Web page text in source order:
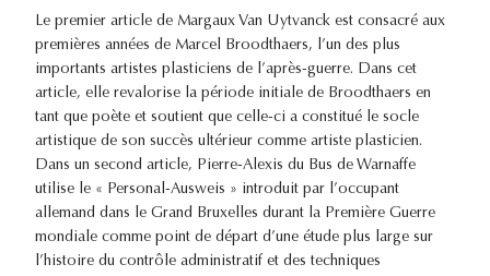
Le premier article de Margaux Van Uytvanck est consacré aux
premières années de Marcel Broodthaers, l’un des plus
importants artistes plasticiens de l’après-guerre. Dans cet
article, elle revalorise la période initiale de Broodthaers en
tant que poète et soutient que celle-ci a constitué le socle
artistique de son succès ultérieur comme artiste plasticien.
Dans un second article, Pierre-Alexis du Bus de Warnaffe
utilise le « Personal-Ausweis » introduit par l’occupant
allemand dans le Grand Bruxelles durant la Première Guerre
mondiale comme point de départ d’une étude plus large sur
l’histoire du contrôle administratif et des techniques